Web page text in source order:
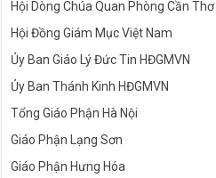
Hội Dòng Chúa Quan Phòng Cần Thơ
Hội Đồng Giám Mục Việt Nam
Ủy Ban Giáo Lý Đức Tin HĐGMVN
Ủy Ban Thánh Kinh HĐGMVN
Tổng Giáo Phận Hà Nội
Giáo Phận Lạng Sơn
Giáo Phận Hưng Hóa